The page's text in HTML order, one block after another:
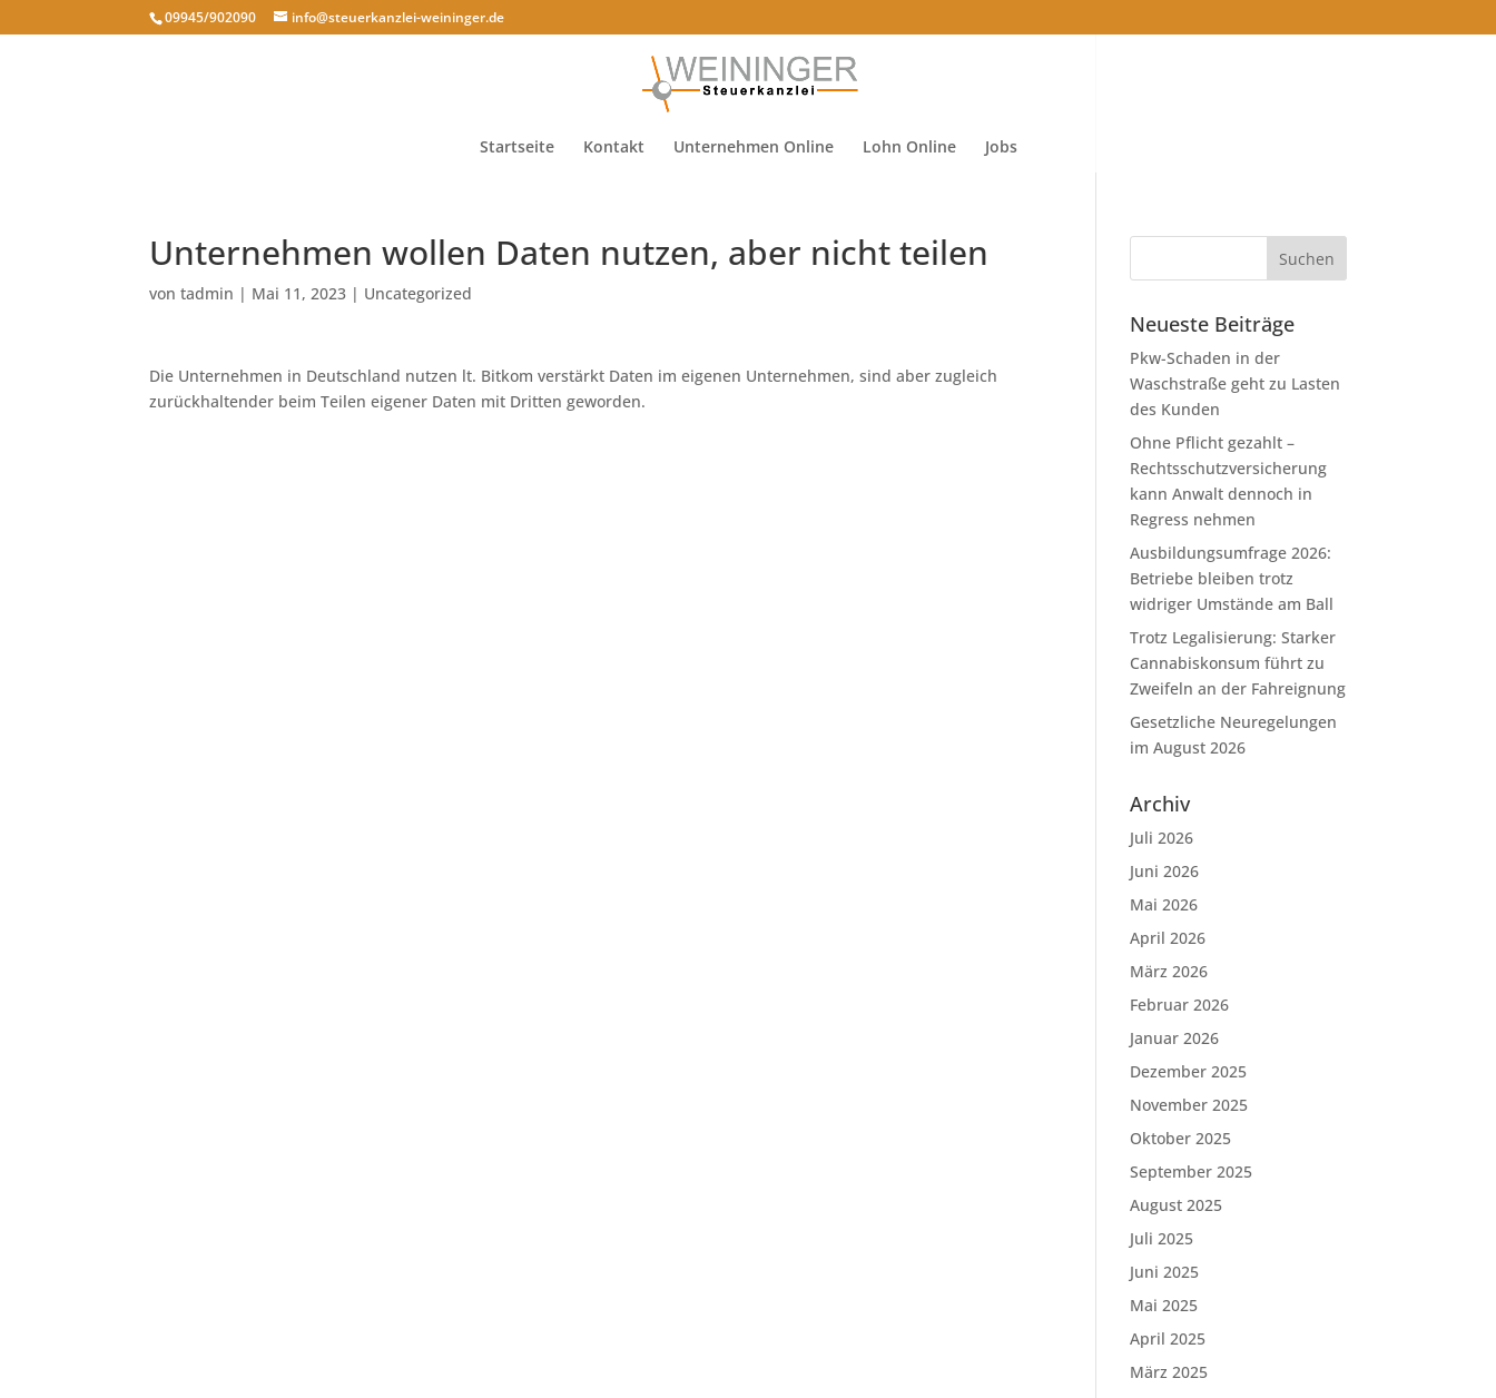
09945/902090 info@steuerkanzlei-weininger.de
Startseite Kontakt Unternehmen Online Lohn Online Jobs
Unternehmen wollen Daten nutzen, aber nicht teilen
vontadmin | Mai 11, 2023 | Uncategorized
Die Unternehmen in Deutschland nutzen lt. Bitkom verstärkt Daten im eigenen Unternehmen, sind aber zugleich
zurückhaltender beim Teilen eigener Daten mit Dritten geworden.
Neueste Beiträge
Pkw-Schaden in der
Waschstraße geht zu Lasten
des Kunden
Ohne Pflicht gezahlt –
Rechtsschutzversicherung
kann Anwalt dennoch in
Regress nehmen
Ausbildungsumfrage 2026:
Betriebe bleiben trotz
widriger Umstände am Ball
Trotz Legalisierung: Starker
Cannabiskonsum führt zu
Zweifeln an der Fahreignung
Gesetzliche Neuregelungen
im August 2026
Archiv
Juli 2026
Juni 2026
Mai 2026
April 2026
März 2026
Februar 2026
Januar 2026
Dezember 2025
November 2025
Oktober 2025
September 2025
August 2025
Juli 2025
Juni 2025
Mai 2025
April 2025
März 2025